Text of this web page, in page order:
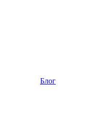
Блог